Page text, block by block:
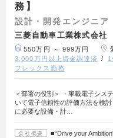
務】
設計・開発エンジニア
三菱自動車工業株式会社
550万円 ～ 999万円
3,000万円以上資金調達済
フレックス勤務
＜部署の役割＞ ・車載電子シス
いて電子信頼性の評価方法を検
に必要な設備・計…
会社概要
■“Drive your